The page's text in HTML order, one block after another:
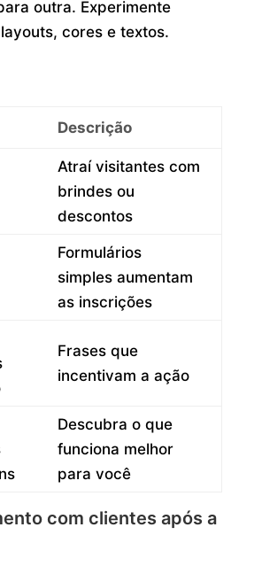
outra. Experimente
cores e textos.
Descrição
Atraí visitantes com
brindes ou
descontos
Formulários
simples aumentam
as inscrições
Frases que
incentivam a ação
Descubra o que
funciona melhor
para você
com clientes após a